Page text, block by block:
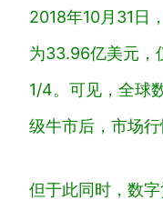
2018年10月31日
为33.96亿美元，
1/4。可见，全球
级牛市后，市场行
但于此同时，数